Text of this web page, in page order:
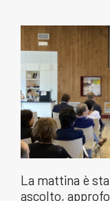
La mattina è
ascolto,